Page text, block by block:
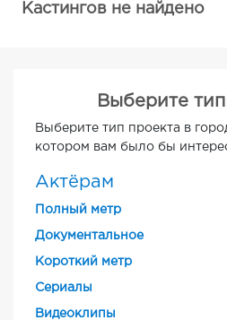
Кастингов не найдено
Выберите
Выберите тип проекта в
котором вам было бы
Актёрам
Полный метр
Документальное
Короткий метр
Cериалы
Видеоклипы